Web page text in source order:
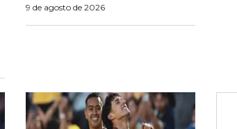
9 de agosto de 2026